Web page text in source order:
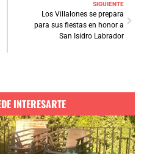
SIGUIENTE
Los Villalones se prepara
para sus fiestas en honor a
San Isidro Labrador
INTERESARTE